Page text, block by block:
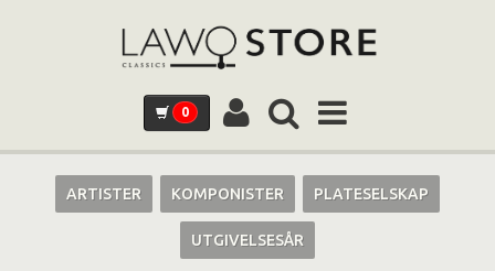
0
ARTISTER KOMPONISTER PLATESELSKAP
UTGIVELSESÅR